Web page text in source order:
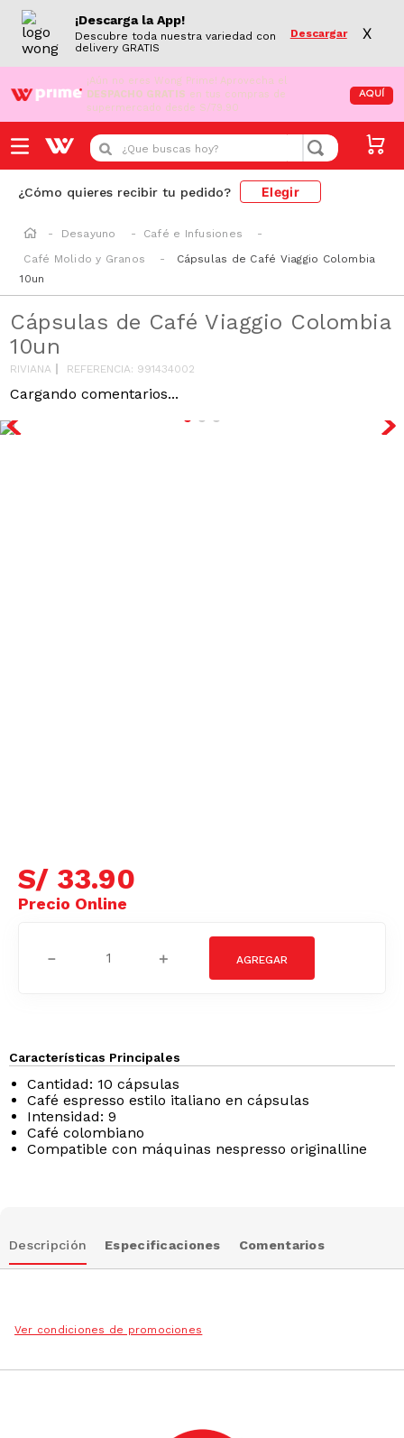
¡Descarga la App!
Descubre toda nuestra variedad con
delivery GRATIS
Descargar X
¡Aún no eres Wong Prime! Aprovecha el
DESPACHO GRATIS en tus compras de
supermercado desde S/79.90
AQUÍ
¿Que buscas hoy?
¿Cómo quieres recibir tu pedido? Elegir
Desayuno
Café e Infusiones
Café Molido y Granos
Cápsulas de Café Viaggio Colombia
10un
Cápsulas de Café Viaggio Colombia
10un
RIVIANA REFERENCIA: 991434002
S/ 33 90
Cantidad: 10 cápsulas
Café espresso estilo italiano en cápsulas
Intensidad: 9
Café colombiano
Compatible con máquinas nespresso originalline